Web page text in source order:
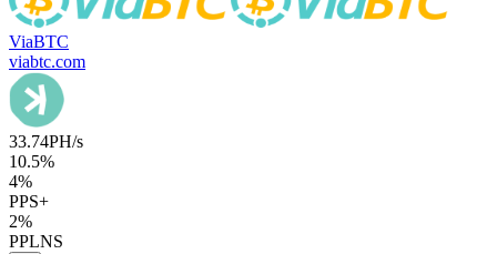
ViaBTC
viabtc.com
33.74PH/s
10.5%
4%
PPS+
2%
PPLNS